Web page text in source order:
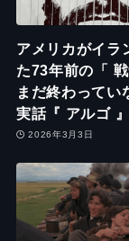
アメリカがイラ
た73年前の「 戦
まだ終わって
実話『 アルゴ
2026年3月3日